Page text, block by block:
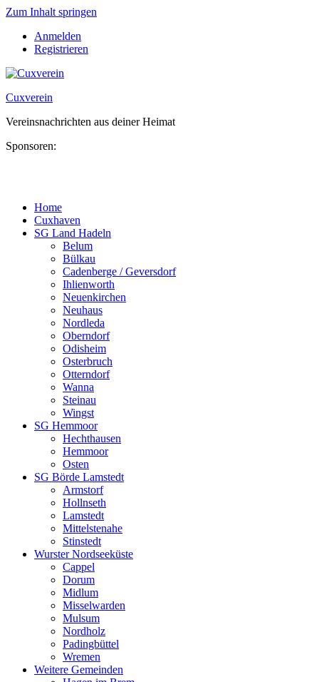
Zum Inhalt springen
Anmelden
Registrieren
Cuxverein
Vereinsnachrichten aus deiner Heimat
Sponsoren:
Home
Cuxhaven
SG Land Hadeln
Belum
Bülkau
Cadenberge / Geversdorf
Ihlienworth
Neuenkirchen
Neuhaus
Nordleda
Oberndorf
Odisheim
Osterbruch
Otterndorf
Wanna
Steinau
Wingst
SG Hemmoor
Hechthausen
Hemmoor
Osten
SG Börde Lamstedt
Armstorf
Hollnseth
Lamstedt
Mittelstenahe
Stinstedt
Wurster Nordseeküste
Cappel
Dorum
Midlum
Misselwarden
Mulsum
Nordholz
Padingbüttel
Wremen
Weitere Gemeinden